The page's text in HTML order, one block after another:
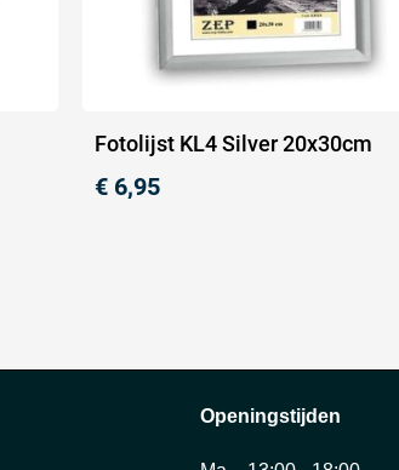
Fotolijst KL4 Silver 20x30cm
€ 6,95
Openingstijden